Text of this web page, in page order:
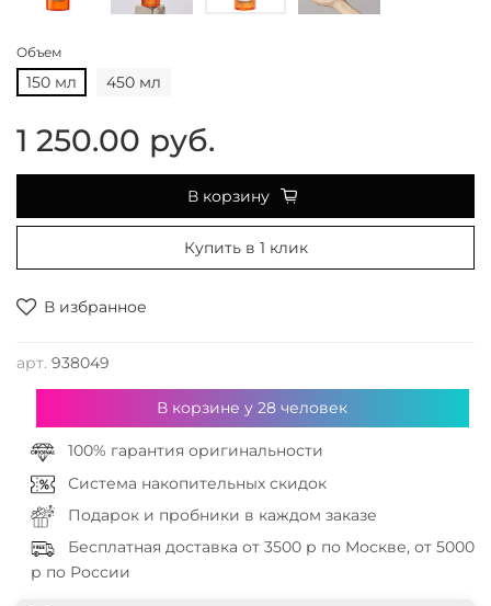
В избранное
арт. 938049
Объем
150 мл 450 мл
1 250.00 руб.
В корзину
Купить в 1 клик
В корзине у28 человек
100% гарантия оригинальности
Система накопительных скидок
Подарок и пробники в каждом заказе
Бесплатная доставка от 3500 р по Москве, от 5000
р по России